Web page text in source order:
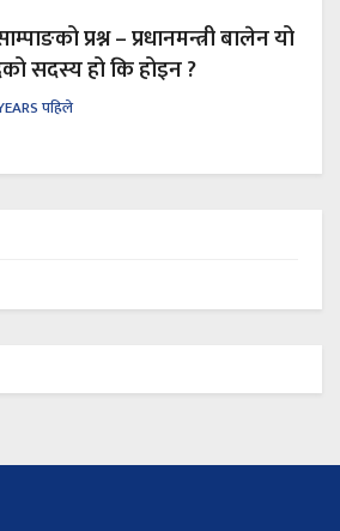
प्रश्न – प्रधानमन्त्री बालेन यो
सदस्य हो कि होइन ?
पहिले